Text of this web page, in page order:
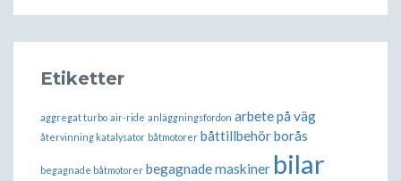
Etiketter
aggregat turbo air-ride anläggningsfordon arbete på väg
återvinning katalysator båtmotorer båttillbehör borås
begagnade båtmotorer begagnade maskiner bilar